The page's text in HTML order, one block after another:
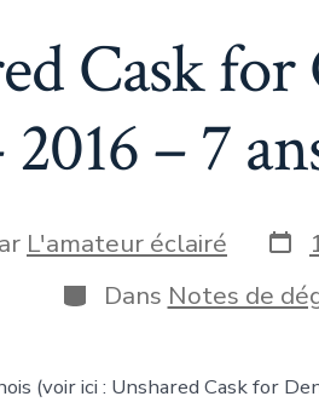
Cask
– 7
L'amateur éclairé Date
de
Catégories
Dans Notes de
(voir ici : Unshared Cask for